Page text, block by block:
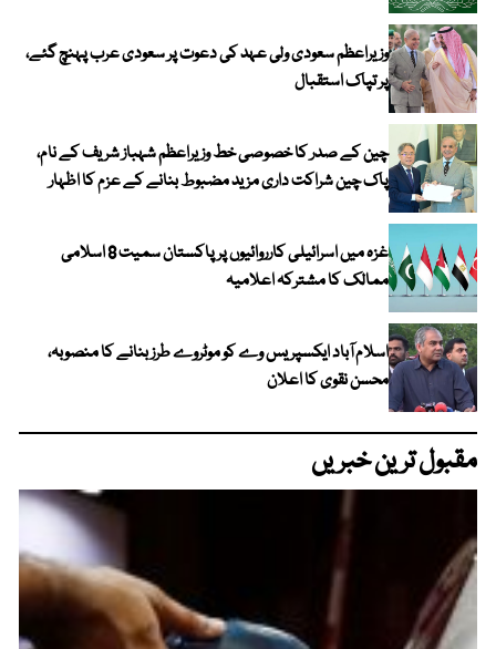
وزیراعظم سعودی ولی عہد کی دعوت پر سعودی عرب پہنچ گئے،
پر تپاک استقبال
چین کے صدر کا خصوصی خط وزیراعظم شہباز شریف کے نام،
پاک چین شراکت داری مزید مضبوط بنانے کے عزم کا اظہار
غزہ میں اسرائیلی کارروائیوں پر پاکستان سمیت 8 اسلامی
ممالک کا مشترکہ اعلامیہ
اسلام آباد ایکسپریس وے کو موٹروے طرز بنانے کا منصوبہ،
محسن نقوی کا اعلان
مقبول ترین خبریں